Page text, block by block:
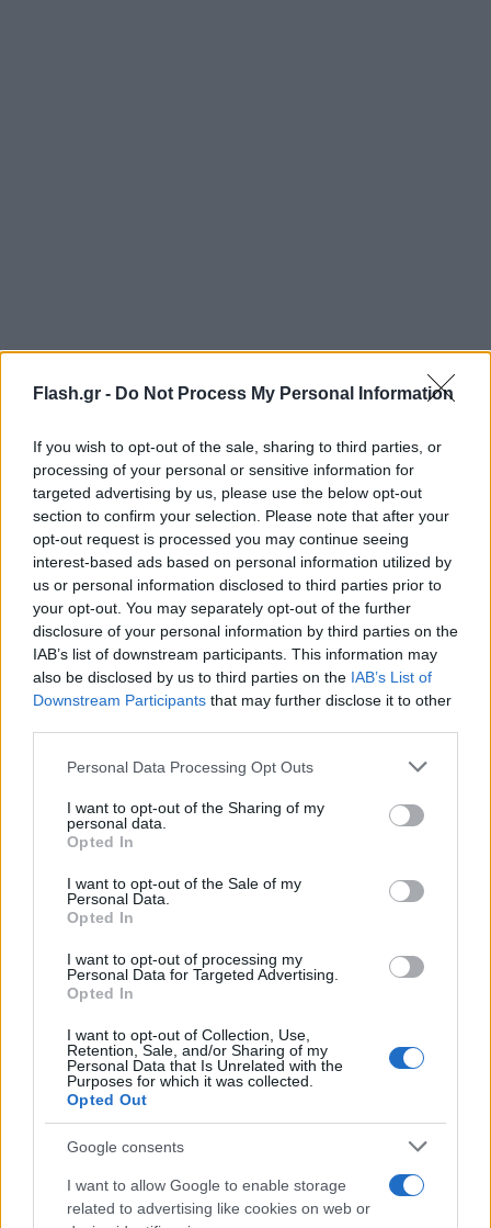
Flash.gr - Do Not Process My Personal Information
If you wish to opt-out of the sale, sharing to third parties, or
processing of your personal or sensitive information for
targeted advertising by us, please use the below opt-out
section to confirm your selection. Please note that after your
opt-out request is processed you may continue seeing
interest-based ads based on personal information utilized by
us or personal information disclosed to third parties prior to
your opt-out. You may separately opt-out of the further
disclosure of your personal information by third parties on the
IAB’s list of downstream participants. This information may
also be disclosed by us to third parties on the IAB’s List of
Downstream Participants that may further disclose it to other
Please note that this website/app uses one or more Google
not limited to your visit or usage behaviour. You may click to
grant or deny consent to Google and its third-party tags to
use your data for below specified purposes in below Google
consent section.
Personal Data Processing Opt Outs
I want to opt-out of the Sharing of my
personal data.
Opted In
I want to opt-out of the Sale of my
Personal Data.
Opted In
I want to opt-out of processing my
Personal Data for Targeted Advertising.
Opted In
I want to opt-out of Collection, Use,
Retention, Sale, and/or Sharing of my
Personal Data that Is Unrelated with the
Purposes for which it was collected.
Opted Out
Google consents
I want to allow Google to enable storage
related to advertising like cookies on web or
Δεδομένου ότι ο αριθμός Νέων Μετοχών για τις
οποίες υποβλήθηκε αίτηση εγγραφής από
ασκήσαντες το δικαίωμα προεγγραφής υπερέβη
τον αριθμό των Νέων Μετοχών που έμειναν
δικαιωμάτων προτίμησης, οι ως άνω 368.455 Νέες
Μετοχές διατέθηκαν στους ασκήσαντες το
δικαίωμα προεγγραφής επενδυτές κατ’ αναλογία
του αριθμού Νέων Μετοχών για τις οποίες
άσκησαν το δικαίωμα προεγγραφής.
Συνεπώς, δεν απέμειναν αδιάθετες Νέες Μετοχές
προς διάθεση από το Διοικητικό Συμβούλιο.
Συνεπεία των ανωτέρω και της από 16.02.2022